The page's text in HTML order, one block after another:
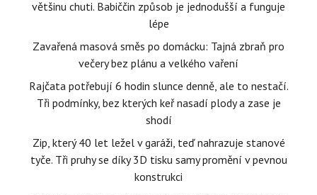
většinu chuti. Babiččin způsob je jednodušší a funguje
lépe
Zavařená masová směs po domácku: Tajná zbraň pro
večery bez plánu a velkého vaření
Rajčata potřebují 6 hodin slunce denně, ale to nestačí.
Tři podmínky, bez kterých keř nasadí plody a zase je
shodí
Zip, který 40 let ležel v garáži, teď nahrazuje stanové
tyče. Tři pruhy se díky 3D tisku samy promění v pevnou
konstrukci